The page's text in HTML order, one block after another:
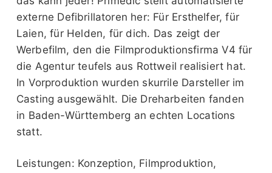
externe Defibrillatoren her: Für Ersthelfer, für
Laien, für Helden, für dich. Das zeigt der
Werbefilm, den die Filmproduktionsfirma V4 für
die Agentur teufels aus Rottweil realisiert hat.
In Vorproduktion wurden skurrile Darsteller im
Casting ausgewählt. Die Dreharbeiten fanden
in Baden-Württemberg an echten Locations
statt.
Leistungen: Konzeption, Filmproduktion,